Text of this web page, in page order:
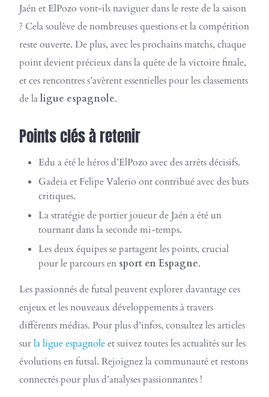
Jaén et ElPozo vont-ils naviguer dans le reste de la saison
? Cela soulève de nombreuses questions et la compétition
reste ouverte. De plus, avec les prochains matchs, chaque
point devient précieux dans la quête de la victoire finale,
et ces rencontres s’avèrent essentielles pour les classements
de laligue espagnole.
Points clés à retenir
Edu a été le héros d’ElPozo avec des arrêts décisifs.
Gadeia et Felipe Valerio ont contribué avec des buts
critiques.
La stratégie de portier joueur de Jaén a été un
tournant dans la seconde mi-temps.
Les deux équipes se partagent les points, crucial
pour le parcours en sport en Espagne.
Les passionnés de futsal peuvent explorer davantage ces
enjeux et les nouveaux développements à travers
différents médias. Pour plus d’infos, consultez les articles
surla ligue espagnoleet suivez toutes les actualités sur les
évolutions en futsal. Rejoignez la communauté et restons
connectés pour plus d’analyses passionnantes !